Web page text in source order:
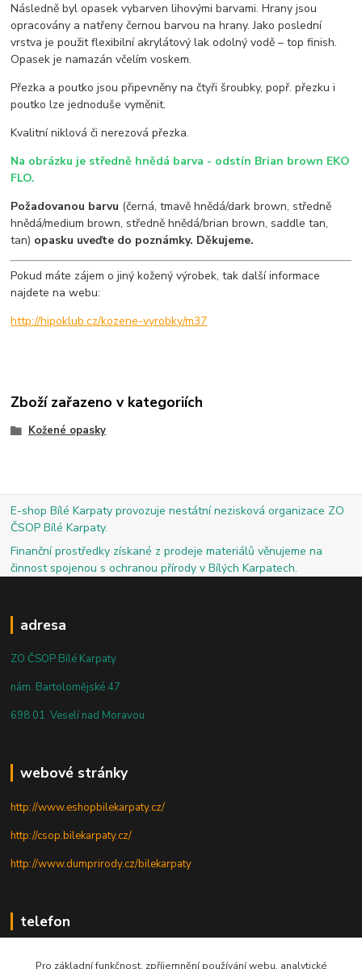
Následně byl opasek vybarven lihovými barvami. Hrany jsou
opracovány a natřeny černou barvou na hrany. Jako poslední
vrstva je použit flexibilní akrylátový lak odolný vodě – top finish.
Opasek je namazán včelím voskem.
Přezka a poutko jsou připevněny na čtyři šroubky, popř. přezku i
poutko lze jednoduše vyměnit.
Kvalitní niklová či nerezová přezka.
Na obrázku je středně hnědá barva - odstín Brian brown EKO
FLO.
Požadovanou barvu (černá, tmavě hnědá/dark brown, středně
hnědá/medium brown, středně hnědá/brian brown, saddle tan,
tan) opasku uveďte do poznámky. Děkujeme.
Pokud máte zájem o jiný kožený výrobek, tak další informace
najdete na webu:
http://hipoklub.cz/kozene-vyrobky/m37
Zboží zařazeno v kategoriích
Kožené opasky
E-shop Bílé Karpaty provozuje nestátní nezisková organizace ZO
ČSOP Bílé Karpaty.
Finanční prostředky získané z prodeje materiálů věnujeme na
činnost spojenou s ochranou přírody v Bílých Karpatech.
adresa
ZO ČSOP Bílé Karpaty
nám. Bartolomějské 47
698 01 Veselí nad Moravou
webové stránky
http://www.eshopbilekarpaty.cz/
http://csop.bilekarpaty.cz/
http://www.dumprirody.cz/bilekarpaty
telefon
Pro základní funkčnost, zpříjemnění používání webu, analytické